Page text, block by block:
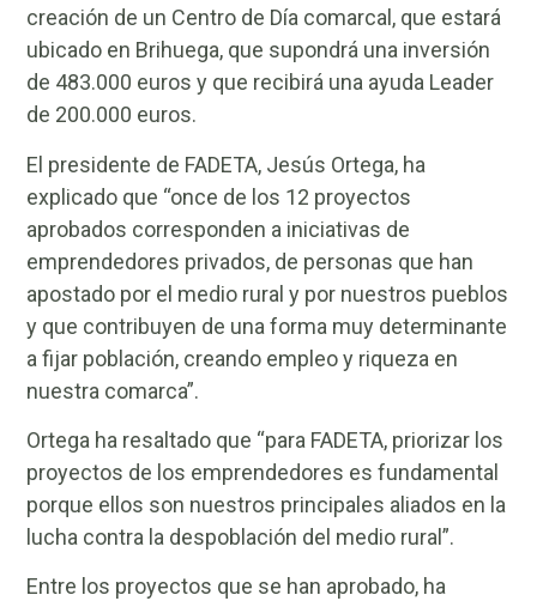
creación de un Centro de Día comarcal, que estará
ubicado en Brihuega, que supondrá una inversión
de 483.000 euros y que recibirá una ayuda Leader
de 200.000 euros.
El presidente de FADETA, Jesús Ortega, ha
explicado que “once de los 12 proyectos
aprobados corresponden a iniciativas de
emprendedores privados, de personas que han
apostado por el medio rural y por nuestros pueblos
y que contribuyen de una forma muy determinante
a fijar población, creando empleo y riqueza en
nuestra comarca”.
Ortega ha resaltado que “para FADETA, priorizar los
proyectos de los emprendedores es fundamental
porque ellos son nuestros principales aliados en la
lucha contra la despoblación del medio rural”.
Entre los proyectos que se han aprobado, ha